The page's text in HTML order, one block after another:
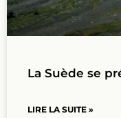
La Suède se
LIRE LA SUITE »